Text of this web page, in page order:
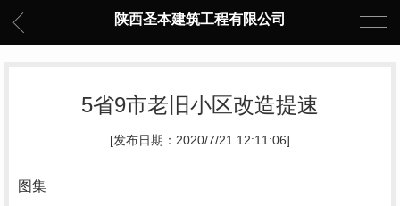
陕西圣本建筑工程有限公司
5省9市老旧小区改造提速
[发布日期：2020/7/21 12:11:06]
图集